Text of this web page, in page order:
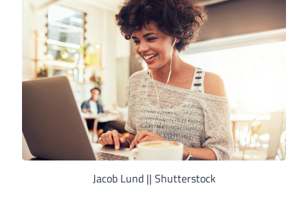
Jacob Lund || Shutterstock